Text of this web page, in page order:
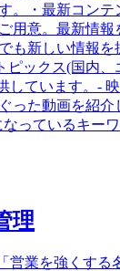
。・最新コンテ
用意。最新情報
も新しい情報を
ピックス(国内
しています。-
った動画を紹介
っているキー
理
営業を強くする